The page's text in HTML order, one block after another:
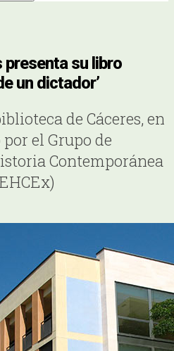
presenta su libro
un dictador’
de Cáceres, en
el Grupo de
Contemporánea